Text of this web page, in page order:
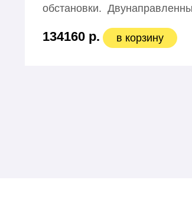
обстановки.
134160 р. в корзину